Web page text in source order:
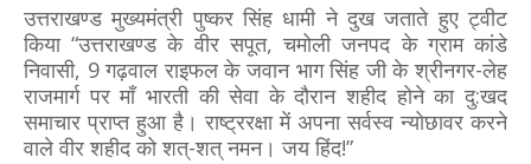
उत्तराखण्ड मुख्यमंत्री पुष्कर सिंह धामी ने दुख जताते हुए ट्वीट
किया “उत्तराखण्ड के वीर सपूत, चमोली जनपद के ग्राम कांडे
निवासी, 9 गढ़वाल राइफल के जवान भाग सिंह जी के श्रीनगर-लेह
राजमार्ग पर माँ भारती की सेवा के दौरान शहीद होने का दु:खद
समाचार प्राप्त हुआ है। राष्ट्ररक्षा में अपना सर्वस्व न्योछावर करने
वाले वीर शहीद को शत्-शत् नमन। जय हिंद!”